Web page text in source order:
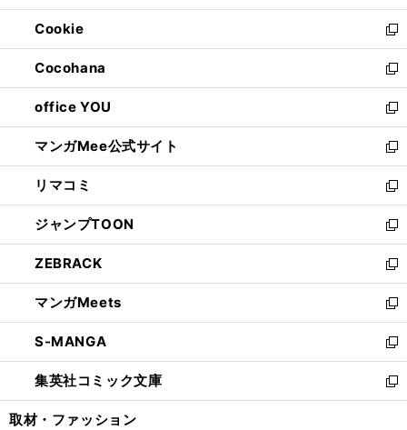
開
く
ウ
で
開
く
ン
ド
ウ
で
開
く
ウ
ィ
ン
ド
ウ
で
開
く
Cookie
新
し
い
ウ
ィ
ン
ド
ウ
で
開
く
Cocohana
新
し
い
ウ
ィ
ン
ド
ウ
で
開
く
office YOU
新
し
い
ウ
ィ
ン
ド
ウ
で
開
く
マンガMee公式サイト
新
し
い
ウ
ィ
ン
ド
ウ
で
開
く
リマコミ
新
し
い
ウ
ィ
ン
ド
ウ
で
開
く
ジャンプTOON
新
し
い
ウ
ィ
ン
ド
ウ
で
開
ZEBRACK
新
し
い
ウ
ィ
ン
ド
ウ
マンガMeets
新
し
い
ウ
ィ
ン
S-MANGA
新
し
い
ウ
集英社コミック文庫
新
し
取材・ファッション